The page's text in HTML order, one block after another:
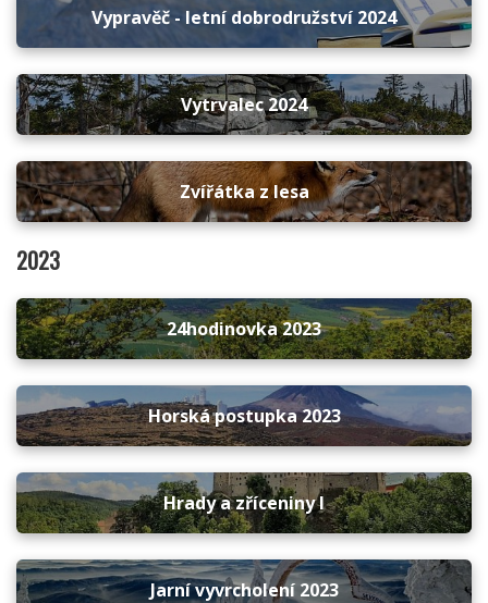
Vypravěč - letní dobrodružství 2024
Vytrvalec 2024
Zvířátka z lesa
2023
24hodinovka 2023
Horská postupka 2023
Hrady a zříceniny I
Jarní vyvrcholení 2023